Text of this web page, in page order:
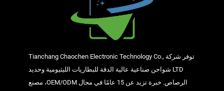
توفر شركة Tianchang Chaochen Electronic Technology Co.,
LTD شواحن صناعية عالية الدقة للبطاريات الليثيومية وحديد
الرصاص. خبرة تزيد عن 15 عامًا في مجال OEM/ODM، مصنع